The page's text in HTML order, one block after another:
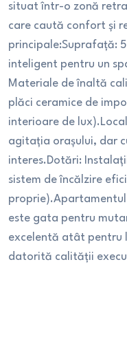
situat într-o zonă
care caută confort și
principale:Suprafață:
inteligent pentru un
Materiale de înaltă
plăci ceramice de
interioare de
agitația orașului, dar
interes.Dotări:
sistem de încălzire
este gata pentru
excelentă atât pentru
datorită calității